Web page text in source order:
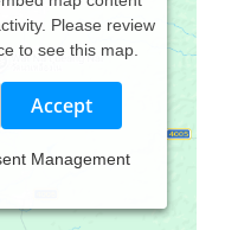
Please review
to see this map.
Accept
Management